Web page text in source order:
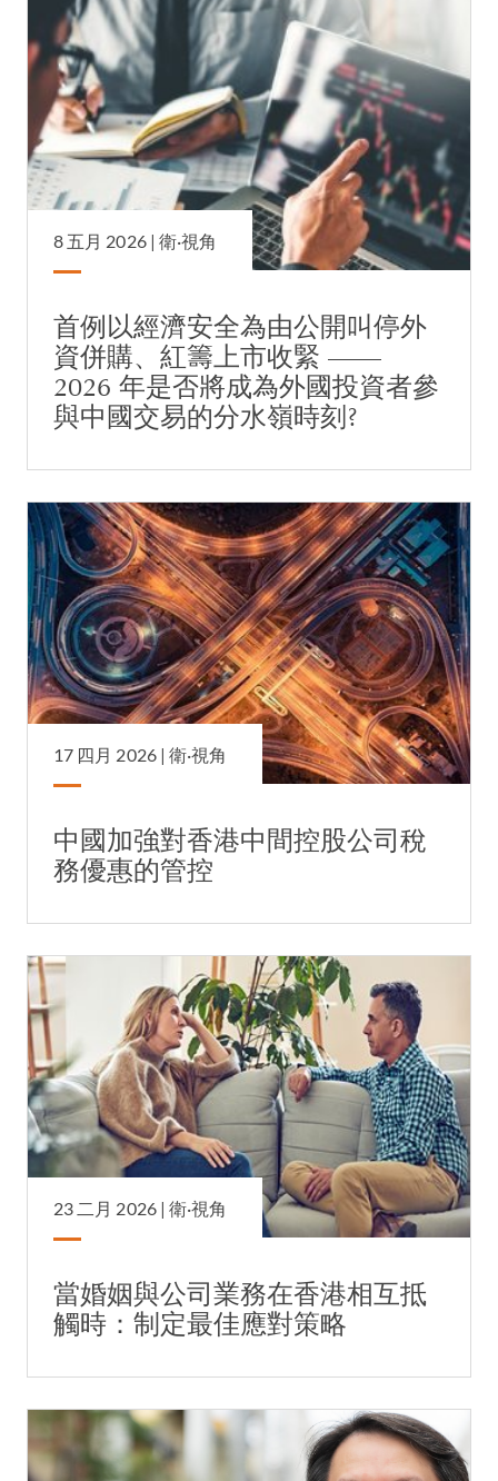
8 五月 2026 | 衛·視角
首例以經濟安全為由公開叫停外
資併購、紅籌上市收緊 ——
2026 年是否將成為外國投資者參
與中國交易的分水嶺時刻?
17 四月 2026 |衛·視角
中國加強對香港中間控股公司稅
務優惠的管控
23 二月 2026 |衛·視角
當婚姻與公司業務在香港相互抵
觸時：制定最佳應對策略